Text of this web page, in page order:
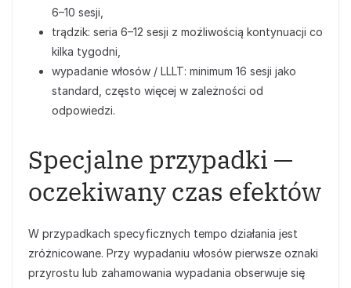
6–10 sesji,
trądzik: seria 6–12 sesji z możliwością kontynuacji co
kilka tygodni,
wypadanie włosów / LLLT: minimum 16 sesji jako
standard, często więcej w zależności od
odpowiedzi.
Specjalne przypadki —
oczekiwany czas efektów
W przypadkach specyficznych tempo działania jest
zróżnicowane. Przy wypadaniu włosów pierwsze oznaki
przyrostu lub zahamowania wypadania obserwuje się